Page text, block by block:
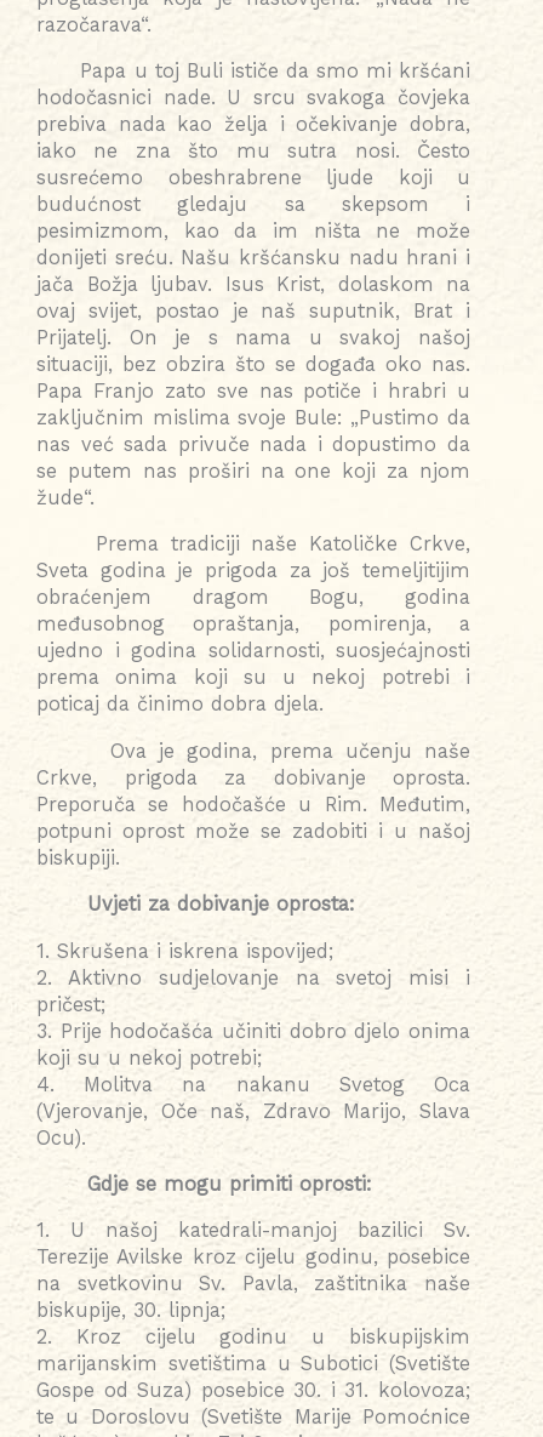
razočarava“.
Papa u toj Buli ističe da smo mi kršćani
hodočasnici nade. U srcu svakoga čovjeka
prebiva nada kao želja i očekivanje dobra,
iako ne zna što mu sutra nosi. Često
susrećemo obeshrabrene ljude koji u
budućnost gledaju sa skepsom i
pesimizmom, kao da im ništa ne može
donijeti sreću. Našu kršćansku nadu hrani i
jača Božja ljubav. Isus Krist, dolaskom na
ovaj svijet, postao je naš suputnik, Brat i
Prijatelj. On je s nama u svakoj našoj
situaciji, bez obzira što se događa oko nas.
Papa Franjo zato sve nas potiče i hrabri u
zaključnim mislima svoje Bule: „Pustimo da
nas već sada privuče nada i dopustimo da
se putem nas proširi na one koji za njom
žude“.
Prema tradiciji naše Katoličke Crkve,
Sveta godina je prigoda za još temeljitijim
obraćenjem dragom Bogu, godina
međusobnog opraštanja, pomirenja, a
ujedno i godina solidarnosti, suosjećajnosti
prema onima koji su u nekoj potrebi i
poticaj da činimo dobra djela.
Ova je godina, prema učenju naše
Crkve, prigoda za dobivanje oprosta.
Preporuča se hodočašće u Rim. Međutim,
potpuni oprost može se zadobiti i u našoj
biskupiji.
Uvjeti za dobivanje oprosta:
1. Skrušena i iskrena ispovijed;
2. Aktivno sudjelovanje na svetoj misi i
pričest;
3. Prije hodočašća učiniti dobro djelo onima
koji su u nekoj potrebi;
4. Molitva na nakanu Svetog Oca
(Vjerovanje, Oče naš, Zdravo Marijo, Slava
Ocu).
Gdje se mogu primiti oprosti:
1. U našoj katedrali-manjoj bazilici Sv.
Terezije Avilske kroz cijelu godinu, posebice
na svetkovinu Sv. Pavla, zaštitnika naše
biskupije, 30. lipnja;
2. Kroz cijelu godinu u biskupijskim
marijanskim svetištima u Subotici (Svetište
Gospe od Suza) posebice 30. i 31. kolovoza;
te u Doroslovu (Svetište Marije Pomoćnice